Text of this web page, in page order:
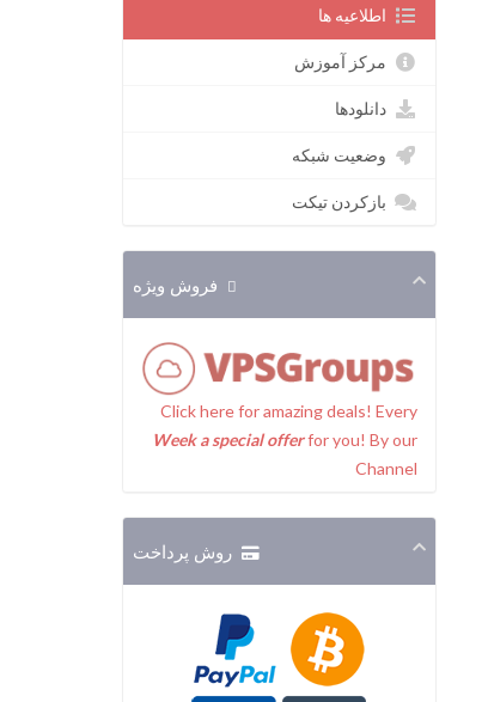
اطلاعیه ها
مرکز آموزش
دانلودها
وضعیت شبکه
بازکردن تیکت
فروش ویژه
Click here for amazing deals! Every
Week a special offerfor you! By our
Channel
روش پرداخت